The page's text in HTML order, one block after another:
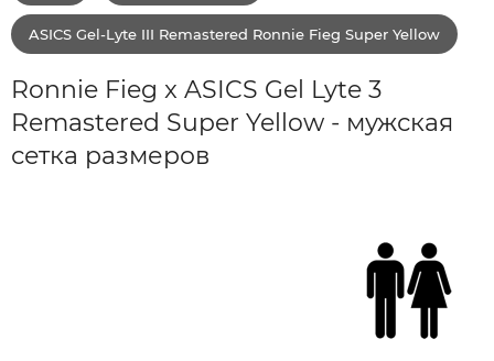
ASICS Gel-Lyte III Remastered Ronnie Fieg Super Yellow
Ronnie Fieg x ASICS Gel Lyte 3
Remastered Super Yellow - мужская
сетка размеров